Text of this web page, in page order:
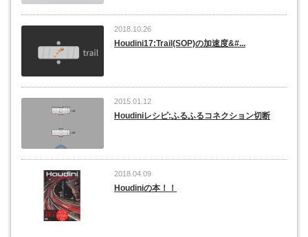
2018.10.26
Houdini17:Trail(SOP)の加速度&#...
2015.01.12
Houdiniレシピ:ふるふるコネクション切断
2018.04.09
Houdiniの本！！